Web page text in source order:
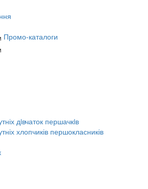
Промо-каталоги
дiвчаток першачкiв
хлопчиків першокласників